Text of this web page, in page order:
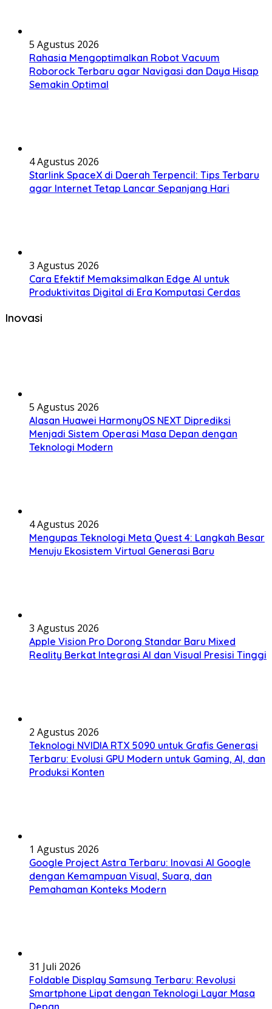
5 Agustus 2026
Rahasia Mengoptimalkan Robot Vacuum
Roborock Terbaru agar Navigasi dan Daya Hisap
Semakin Optimal
4 Agustus 2026
Starlink SpaceX di Daerah Terpencil: Tips Terbaru
agar Internet Tetap Lancar Sepanjang Hari
3 Agustus 2026
Cara Efektif Memaksimalkan Edge AI untuk
Produktivitas Digital di Era Komputasi Cerdas
Inovasi
5 Agustus 2026
Alasan Huawei HarmonyOS NEXT Diprediksi
Menjadi Sistem Operasi Masa Depan dengan
Teknologi Modern
4 Agustus 2026
Mengupas Teknologi Meta Quest 4: Langkah Besar
Menuju Ekosistem Virtual Generasi Baru
3 Agustus 2026
Apple Vision Pro Dorong Standar Baru Mixed
Reality Berkat Integrasi AI dan Visual Presisi Tinggi
2 Agustus 2026
Teknologi NVIDIA RTX 5090 untuk Grafis Generasi
Terbaru: Evolusi GPU Modern untuk Gaming, AI, dan
Produksi Konten
1 Agustus 2026
Google Project Astra Terbaru: Inovasi AI Google
dengan Kemampuan Visual, Suara, dan
Pemahaman Konteks Modern
31 Juli 2026
Foldable Display Samsung Terbaru: Revolusi
Smartphone Lipat dengan Teknologi Layar Masa
Depan